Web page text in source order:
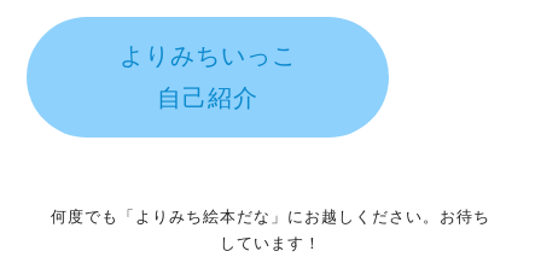
よりみちいっこ
自己紹介
何度でも「よりみち絵本だな」にお越しください。お待ち
しています！